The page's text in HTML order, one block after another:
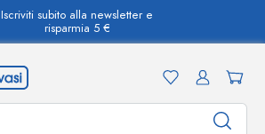
Iscriviti subito alla newsletter e
risparmia 5 €